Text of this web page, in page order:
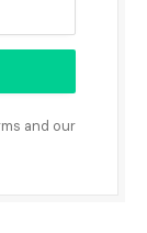
and our